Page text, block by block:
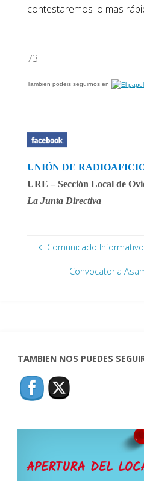
contestaremos lo mas
73.
Tambien podeis seguirnos en
UNIÓN DE
URE – Sección Local de
La Junta Directiva
Comunicado Informativo
Convocatoria
TAMBIEN NOS PUEDES
APERTURA DEL